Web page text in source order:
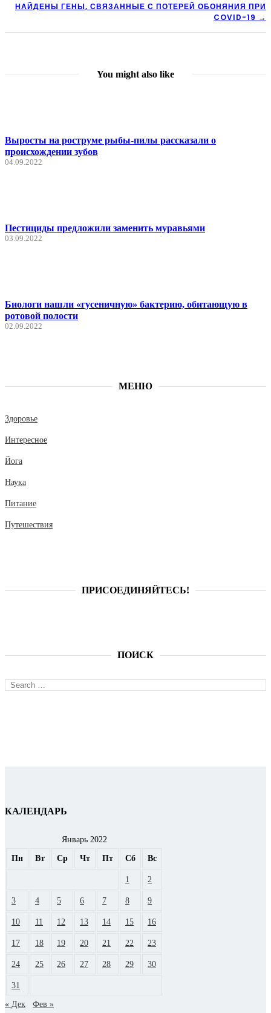
НАВИГАЦИЯ
НАЙДЕНЫ ГЕНЫ, СВЯЗАННЫЕ С ПОТЕРЕЙ ОБОНЯНИЯ ПРИ
COVID-19 →
You might also like
Выросты на роструме рыбы-пилы рассказали о
происхождении зубов
04.09.2022
Пестициды предложили заменить муравьями
03.09.2022
Биологи нашли «гусеничную» бактерию, обитающую в
ротовой полости
02.09.2022
МЕНЮ
Здоровье
Интересное
Йога
Наука
Питание
Путешествия
ПРИСОЕДИНЯЙТЕСЬ!
ПОИСК
Search
КАЛЕНДАРЬ
Январь 2022
Пн Вт Ср Чт Пт Сб Вс
1 2
3 4 5 6 7 8 9
10 11 12 13 14 15 16
17 18 19 20 21 22 23
24 25 26 27 28 29 30
31
« Дек Фев »